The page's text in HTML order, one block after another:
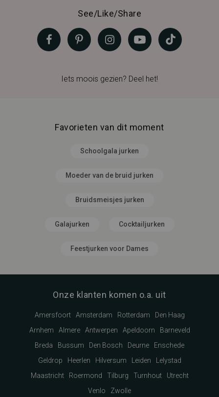
See/Like/Share
Iets moois gezien? Deel het!
Favorieten van dit moment
Schoolgala jurken
Moeder van de bruid jurken
Bruidsmeisjes jurken
Galajurken Cocktailjurken
Feestjurken voor Dames
Onze klanten komen o.a. uit
Amersfoort Amsterdam Rotterdam
Den Haag
Arnhem
Almere Antwerpen Apeldoorn
Barneveld
Breda
Bussum Den Bosch Deurne
Enschede
Geldrop
Heerlen Hilversum Leiden
Lelystad
Maastricht
Roermond Tilburg Turnhout
Utrecht
Venlo
Zwolle